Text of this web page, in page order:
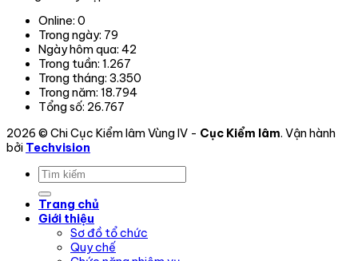
Online: 0
Trong ngày: 79
Ngày hôm qua: 42
Trong tuần: 1.267
Trong tháng: 3.350
Trong năm: 18.794
Tổng số: 26.767
2026 © Chi Cục Kiểm lâm Vùng IV - Cục Kiểm lâm. Vận hành
bởi Techvision
Trang chủ
Giới thiệu
Sơ đồ tổ chức
Quy chế